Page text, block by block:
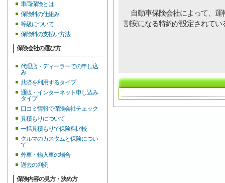
車両保険とは
保険料の仕組み
等級について
保険料の支払い方法
保険会社の選び方
代理店・ディーラーでの申し込
み
共済を利用するタイプ
通販・インターネット申し込み
タイプ
口コミ情報で保険会社チェック
見積もりについて
一括見積もりで保険料比較
クルマのカスタムと保険につい
て
外車・輸入車の場合
過去の判例
保険内容の見方・決め方
自動車保険会社によって、運
割安になる特約が設定されて